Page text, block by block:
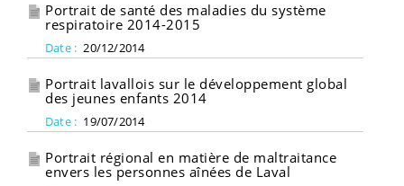
Portrait de santé des maladies du système
respiratoire 2014-2015
Date : 20/12/2014
Portrait lavallois sur le développement global
des jeunes enfants 2014
Date : 19/07/2014
Portrait régional en matière de maltraitance
envers les personnes aînées de Laval